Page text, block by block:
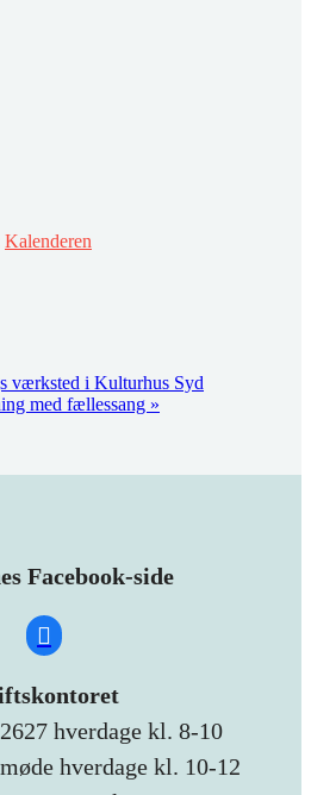
Kalenderen
værksted i Kulturhus Syd
med fællessang »
Facebook-side
hverdage kl. 8-10
hverdage kl. 10-12